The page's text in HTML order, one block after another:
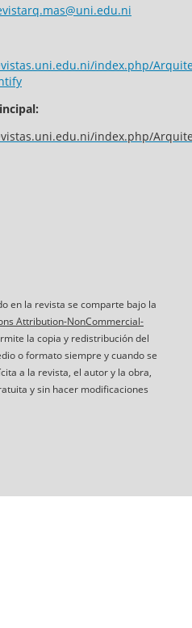
index.php/
index.php/
en la revista se comparte bajo la
Attribution-NonCommercial-
la copia y redistribución del
o formato siempre y cuando se
a la revista, el autor y la obra,
y sin hacer modificaciones